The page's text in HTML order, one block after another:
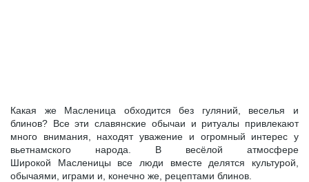
Какая же Масленица обходится без гуляний, веселья и
блинов? Все эти славянские обычаи и ритуалы привлекают
много внимания, находят уважение и огромный интерес у
вьетнамского народа. В весёлой атмосфере
Широкой Масленицы все люди вместе делятся культурой,
обычаями, играми и, конечно же, рецептами блинов.